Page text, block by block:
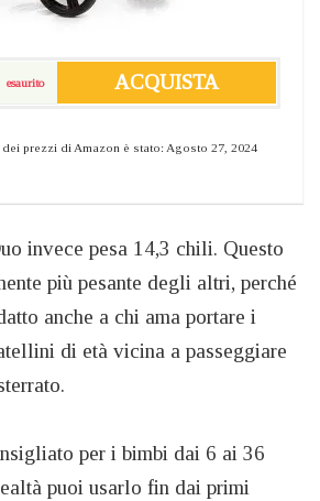
esaurito ACQUISTA
prezzi di Amazon è stato: Agosto 27, 2024
invece pesa 14,3 chili. Questo
più pesante degli altri, perché
anche a chi ama portare i
di età vicina a passeggiare
per i bimbi dai 6 ai 36
puoi usarlo fin dai primi